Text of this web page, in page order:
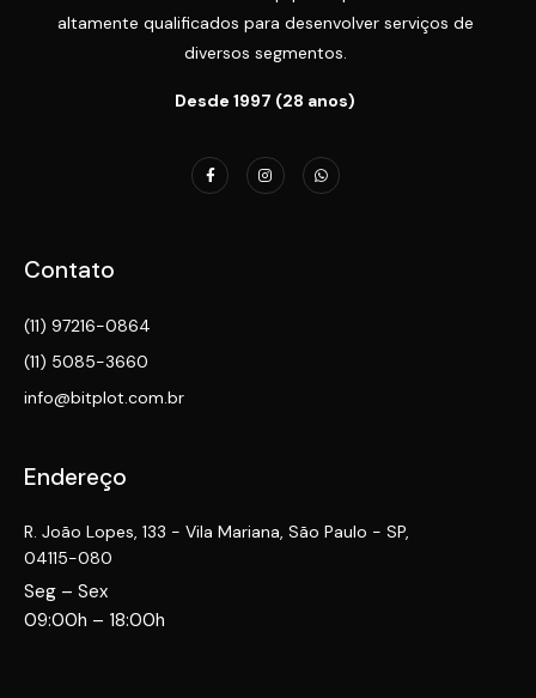
altamente qualificados para desenvolver serviços de
diversos segmentos.
Desde 1997 (28 anos)
Contato
(11) 97216-0864
(11) 5085-3660
info@bitplot.com.br
Endereço
R. João Lopes, 133 - Vila Mariana, São Paulo - SP,
04115-080
Seg – Sex
09:00h – 18:00h